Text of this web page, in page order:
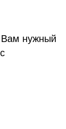
нужный